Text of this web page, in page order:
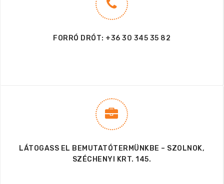
FORRÓ DRÓT: +36 30 345 35 82
LÁTOGASS EL BEMUTATÓTERMÜNKBE – SZOLNOK,
SZÉCHENYI KRT. 145.